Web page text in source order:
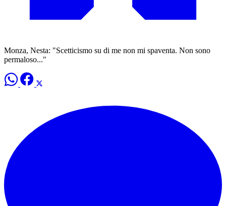
Monza, Nesta: "Scetticismo su di me non mi spaventa. Non sono
permaloso..."